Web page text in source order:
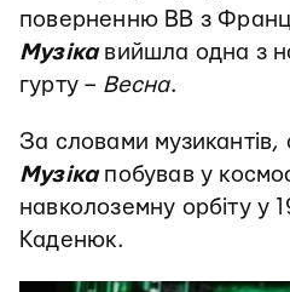
поверненню ВВ з
Музіка вийшла одна з
гурту – Весна.
За словами музикантів,
Музікапобував у
навколоземну орбіту у
Каденюк.